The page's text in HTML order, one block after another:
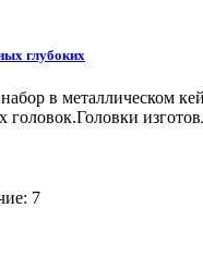
глубоких
в металлическом
головок.Головки
7